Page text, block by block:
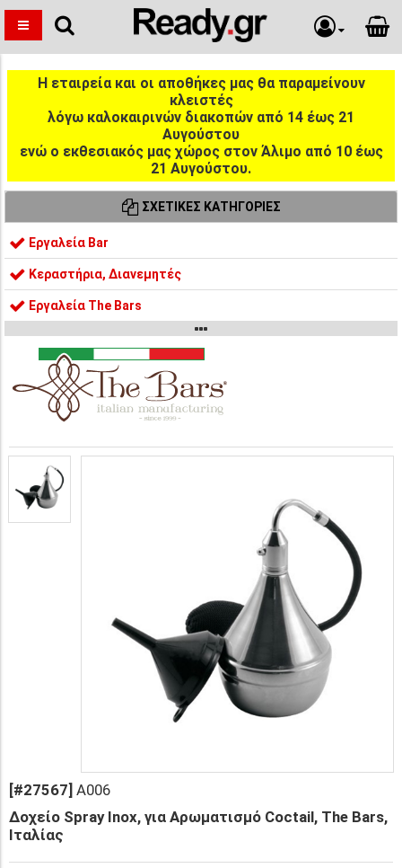
Η εταιρεία και οι αποθήκες μας θα παραμείνουν
κλειστές
λόγω καλοκαιρινών διακοπών από 14 έως 21
Αυγούστου
ενώ ο εκθεσιακός μας χώρος στον Άλιμο από 10 έως
21 Αυγούστου.
ΣΧΕΤΙΚΈΣ ΚΑΤΗΓΟΡΊΕΣ
Εργαλεία Bar
Κεραστήρια, Διανεμητές
Εργαλεία The Bars
[#27567] A006
Δοχείο Spray Inox, για Αρωματισμό Coctail, The Bars,
Ιταλίας